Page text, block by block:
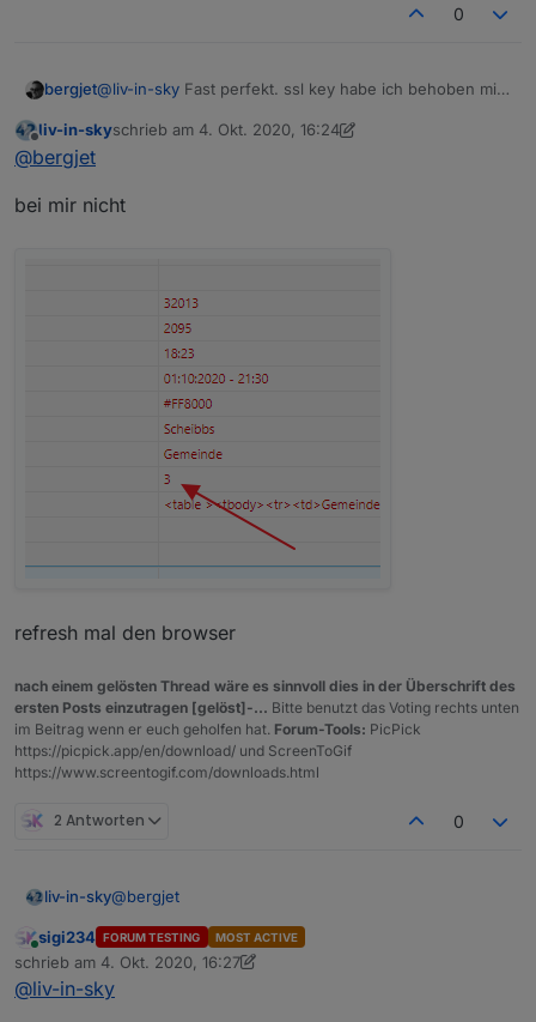
0
bergjet@liv-in-sky Fast perfekt. ssl key habe ich behoben mit
Aber
Der Datenpunkt zeigt jedoch Warnstufe 2
Offline
liv-in-skyschrieb am 4. Okt. 2020, 16:24
zuletzt editiert von liv-in-sky10. Apr. 2020, 18:27
@bergjet
bei mir nicht
refresh mal den browser
nach einem gelösten Thread wäre es sinnvoll dies in der Überschrift des
ersten Posts einzutragen [gelöst]-... Bitte benutzt das Voting rechts unten
im Beitrag wenn er euch geholfen hat. Forum-Tools: PicPick
https://picpick.app/en/download/ und ScreenToGif
https://www.screentogif.com/downloads.html
2 Antworten 0
liv-in-sky@bergjet
bei mir nicht
Online
sigi234 FORUM TESTING MOST ACTIVE
schrieb am 4. Okt. 2020, 16:27
zuletzt editiert von sigi23410. Apr. 2020, 18:29
@liv-in-sky